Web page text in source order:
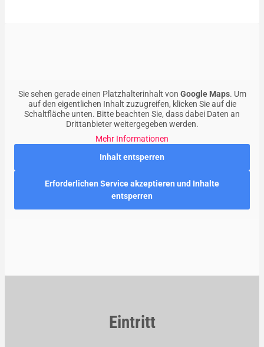
Sie sehen gerade einen Platzhalterinhalt von Google Maps. Um
auf den eigentlichen Inhalt zuzugreifen, klicken Sie auf die
Schaltfläche unten. Bitte beachten Sie, dass dabei Daten an
Drittanbieter weitergegeben werden.
Mehr Informationen
Inhalt entsperren
Erforderlichen Service akzeptieren und Inhalte
entsperren
Eintritt